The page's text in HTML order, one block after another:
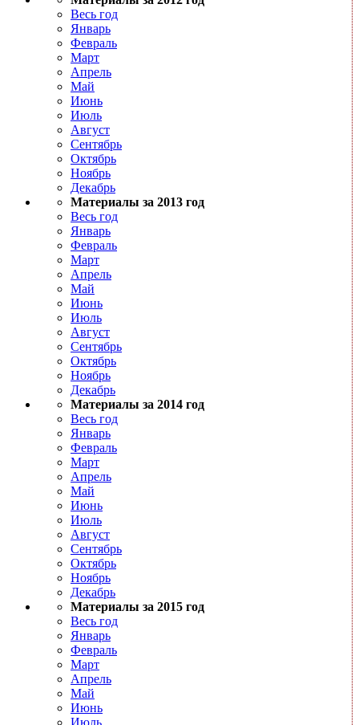
Весь год
Январь
Февраль
Март
Апрель
Май
Июнь
Июль
Август
Сентябрь
Октябрь
Ноябрь
Декабрь
Материалы за 2013 год
Весь год
Январь
Февраль
Март
Апрель
Май
Июнь
Июль
Август
Сентябрь
Октябрь
Ноябрь
Декабрь
Материалы за 2014 год
Весь год
Январь
Февраль
Март
Апрель
Май
Июнь
Июль
Август
Сентябрь
Октябрь
Ноябрь
Декабрь
Материалы за 2015 год
Весь год
Январь
Февраль
Март
Апрель
Май
Июнь
Июль